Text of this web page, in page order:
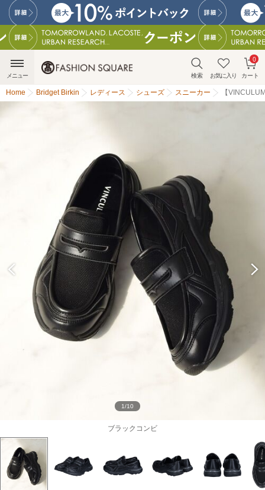
検索 お気に入り カート
0
メニュー
Home Bridget Birkin レディース シューズ スニーカー 【
ブラックコンビ
1/10